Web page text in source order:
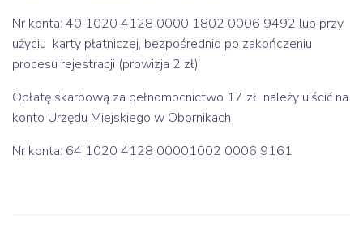
Nr konta: 40 1020 4128 0000 1802 0006 9492 lub przy
użyciu karty płatniczej, bezpośrednio po zakończeniu
procesu rejestracji (prowizja 2 zł)
Opłatę skarbową za pełnomocnictwo 17 zł należy uiścić na
konto Urzędu Miejskiego w Obornikach
Nr konta: 64 1020 4128 00001002 0006 9161